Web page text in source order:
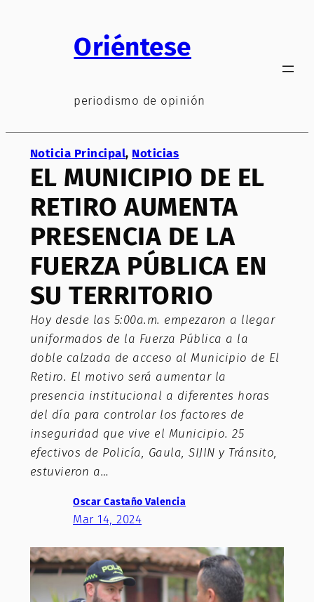
Oriéntese
periodismo de opinión
Noticia Principal, Noticias
EL MUNICIPIO DE EL
RETIRO AUMENTA
PRESENCIA DE LA
FUERZA PÚBLICA EN
SU TERRITORIO
Hoy desde las 5:00a.m. empezaron a llegar
uniformados de la Fuerza Pública a la
doble calzada de acceso al Municipio de El
Retiro. El motivo será aumentar la
presencia institucional a diferentes horas
del día para controlar los factores de
inseguridad que vive el Municipio. 25
efectivos de Policía, Gaula, SIJIN y Tránsito,
estuvieron a…
Oscar Castaño Valencia
Mar 14, 2024